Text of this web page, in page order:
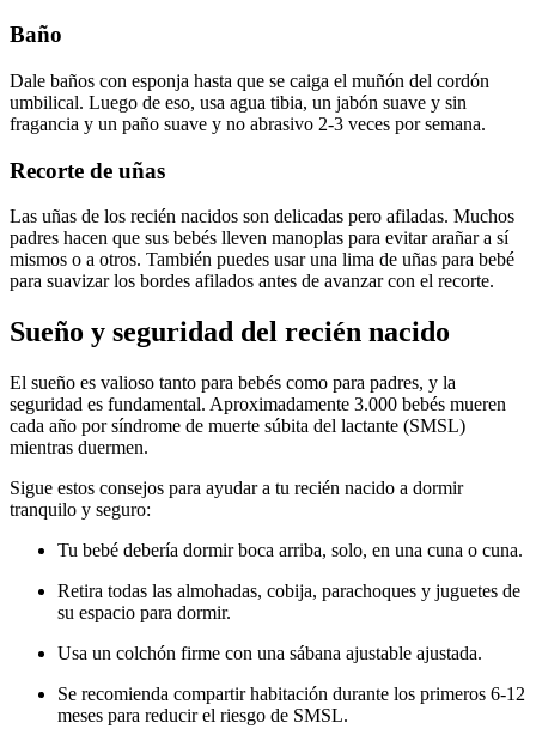
Baño
Dale baños con esponja hasta que se caiga el muñón del cordón
umbilical. Luego de eso, usa agua tibia, un jabón suave y sin
fragancia y un paño suave y no abrasivo 2-3 veces por semana.
Recorte de uñas
Las uñas de los recién nacidos son delicadas pero afiladas. Muchos
padres hacen que sus bebés lleven manoplas para evitar arañar a sí
mismos o a otros. También puedes usar una lima de uñas para bebé
para suavizar los bordes afilados antes de avanzar con el recorte.
Sueño y seguridad del recién nacido
El sueño es valioso tanto para bebés como para padres, y la
seguridad es fundamental. Aproximadamente 3.000 bebés mueren
cada año por síndrome de muerte súbita del lactante (SMSL)
mientras duermen.
Sigue estos consejos para ayudar a tu recién nacido a dormir
tranquilo y seguro:
Tu bebé debería dormir boca arriba, solo, en una cuna o cuna.
Retira todas las almohadas, cobija, parachoques y juguetes de
su espacio para dormir.
Usa un colchón firme con una sábana ajustable ajustada.
Se recomienda compartir habitación durante los primeros 6-12
meses para reducir el riesgo de SMSL.